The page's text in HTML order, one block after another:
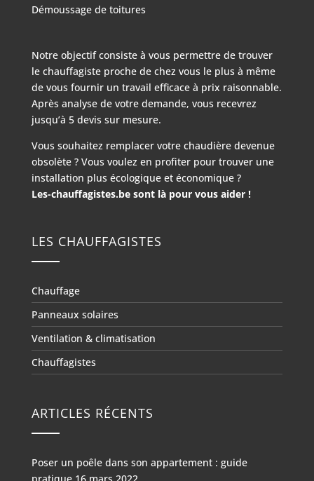
Démoussage de toitures
Notre objectif consiste à vous permettre de trouver
le chauffagiste proche de chez vous le plus à même
de vous fournir un travail efficace à prix raisonnable.
Après analyse de votre demande, vous recevrez
jusqu’à 5 devis sur mesure.
Vous souhaitez remplacer votre chaudière devenue
obsolète ? Vous voulez en profiter pour trouver une
installation plus écologique et économique ?
Les-chauffagistes.be sont là pour vous aider !
LES CHAUFFAGISTES
Chauffage
Panneaux solaires
Ventilation & climatisation
Chauffagistes
ARTICLES RÉCENTS
Poser un poêle dans son appartement : guide